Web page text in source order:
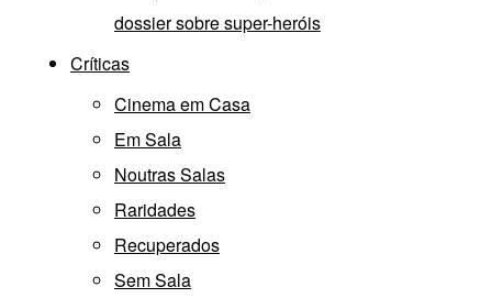
dossier sobre super-heróis
Críticas
Cinema em Casa
Em Sala
Noutras Salas
Raridades
Recuperados
Sem Sala